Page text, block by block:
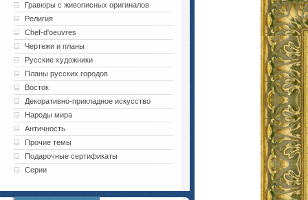
Гравюры с живописных оригиналов
Религия
Chef-d'oeuvres
Чертежи и планы
Русские художники
Планы русских городов
Восток
Декоративно-прикладное искусство
Народы мира
Античность
Прочие темы
Подарочные сертификаты
Серии